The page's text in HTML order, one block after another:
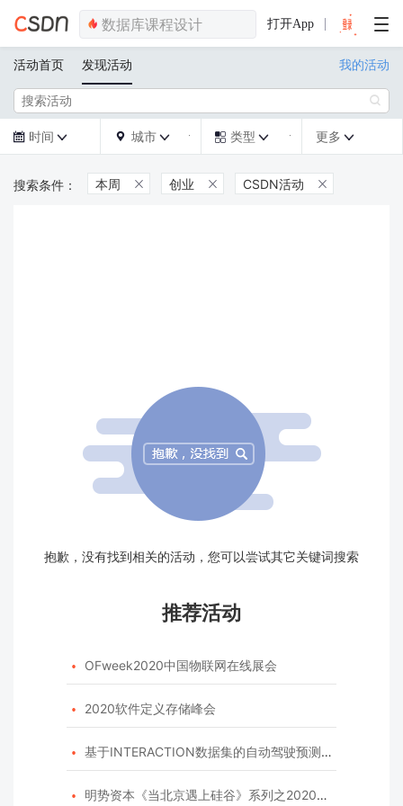
打开App
活动首页 发现活动 我的活动

 时间   城市   类型  更多 
本周  创业  CSDN活动 
抱歉，没有找到相关的活动，您可以尝试其它关键词搜索
推荐活动
 OFweek2020中国物联网在线展会
 2020软件定义存储峰会
 基于INTERACTION数据集的自动驾驶预测模型挑战赛
 明势资本《当北京遇上硅谷》系列之2020年度开源峰会